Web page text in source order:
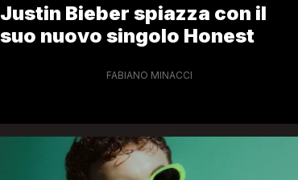
Justin Bieber spiazza con il
suo nuovo singolo Honest
FABIANO MINACCI